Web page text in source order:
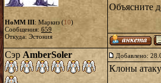
HoMM III: Маркиз (10)
Сообщения: 659
Откуда: Эстония
Объясните
Сэр AmberSoler Добавлено:
Клоны